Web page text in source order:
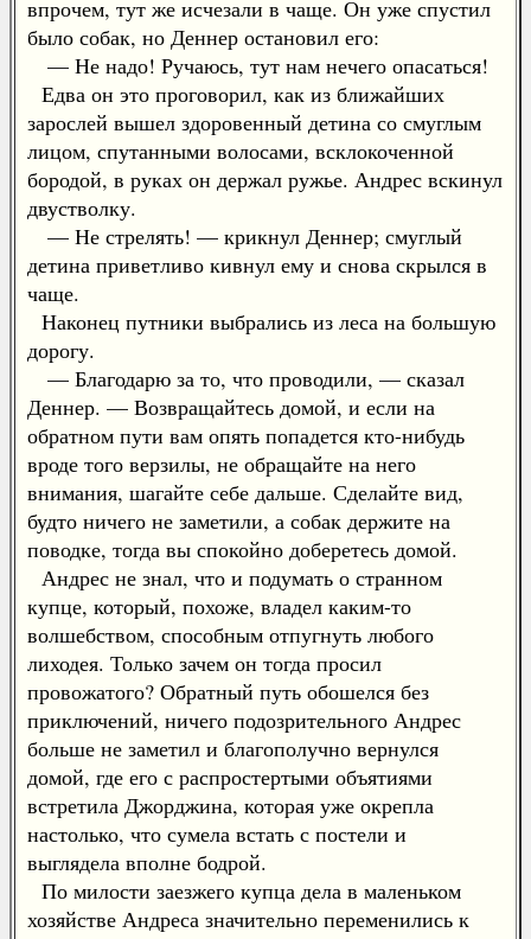
впрочем, тут же исчезали в чаще. Он уже спустил
было собак, но Деннер остановил его:
— Не надо! Ручаюсь, тут нам нечего опасаться!
Едва он это проговорил, как из ближайших
зарослей вышел здоровенный детина со смуглым
лицом, спутанными волосами, всклокоченной
бородой, в руках он держал ружье. Андрес вскинул
двустволку.
— Не стрелять! — крикнул Деннер; смуглый
детина приветливо кивнул ему и снова скрылся в
чаще.
Наконец путники выбрались из леса на большую
дорогу.
— Благодарю за то, что проводили, — сказал
Деннер. — Возвращайтесь домой, и если на
обратном пути вам опять попадется кто-нибудь
вроде того верзилы, не обращайте на него
внимания, шагайте себе дальше. Сделайте вид,
будто ничего не заметили, а собак держите на
поводке, тогда вы спокойно доберетесь домой.
Андрес не знал, что и подумать о странном
купце, который, похоже, владел каким-то
волшебством, способным отпугнуть любого
лиходея. Только зачем он тогда просил
провожатого? Обратный путь обошелся без
приключений, ничего подозрительного Андрес
больше не заметил и благополучно вернулся
домой, где его с распростертыми объятиями
встретила Джорджина, которая уже окрепла
настолько, что сумела встать с постели и
выглядела вполне бодрой.
По милости заезжего купца дела в маленьком
хозяйстве Андреса значительно переменились к